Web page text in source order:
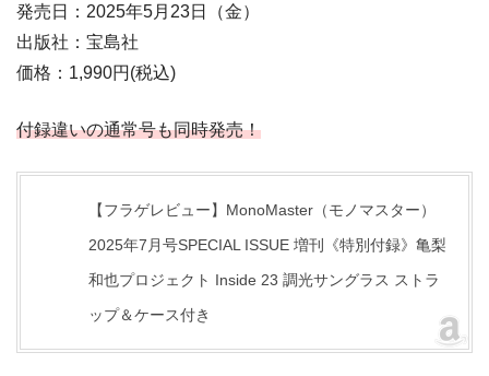
発売日：2025年5月23日（金）
出版社：宝島社
価格：1,990円(税込)
付録違いの通常号も同時発売！
【フラゲレビュー】MonoMaster（モノマスター）
2025年7月号SPECIAL ISSUE 増刊《特別付録》亀梨
和也プロジェクト Inside 23 調光サングラス ストラ
ップ＆ケース付き